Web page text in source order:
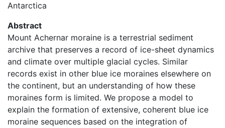
Antarctica
Abstract
Mount Achernar moraine is a terrestrial sediment
archive that preserves a record of ice-sheet dynamics
and climate over multiple glacial cycles. Similar
records exist in other blue ice moraines elsewhere on
the continent, but an understanding of how these
moraines form is limited. We propose a model to
explain the formation of extensive, coherent blue ice
moraine sequences based on the integration of